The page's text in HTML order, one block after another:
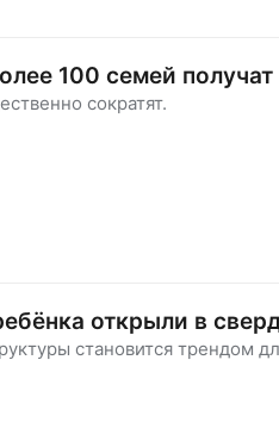
100 семей
сократят.
открыли в
становится трендом